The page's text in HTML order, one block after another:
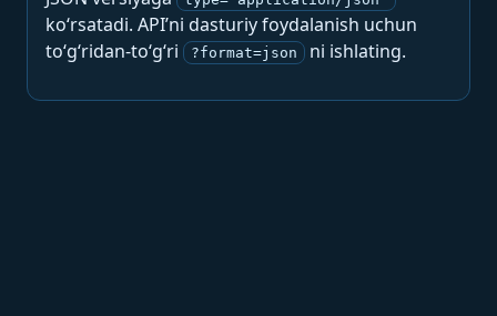
ko‘rsatadi. API’ni dasturiy foydalanish uchun
to‘g‘ridan-to‘g‘ri
?format=json ni ishlating.